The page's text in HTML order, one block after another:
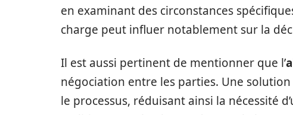
en examinant des circonstances
charge peut influer notablement sur la
Il est aussi pertinent de mentionner que l’
négociation entre les parties. Une
le processus, réduisant ainsi la nécessité